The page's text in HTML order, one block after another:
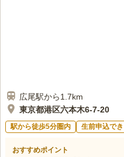
広尾駅から1.7km
東京都港区六本木6-7-20
駅から徒歩5分圏内 生前申込で
おすすめポイント